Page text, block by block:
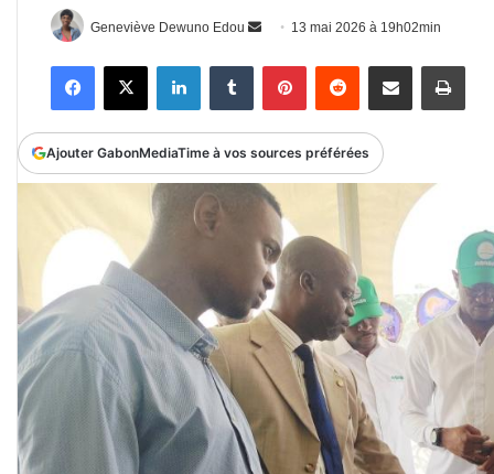
Geneviève Dewuno Edou
Envoyer
courriel
13 mai 2026 à 19h02min
FacebookX LinkedinTumblr PinterestReddit Partager par email
Ajouter GabonMediaTime à vos sources préférées